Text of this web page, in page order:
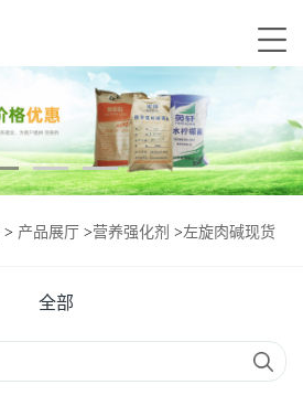
> 产品展厅 >营养强化剂 >左旋肉碱现货
全部